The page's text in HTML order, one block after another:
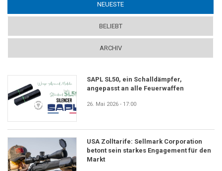
NEUESTE
BELIEBT
ARCHIV
SAPL SL50, ein Schalldämpfer,
angepasst an alle Feuerwaffen
26. Mai 2026 - 17:00
USA Zolltarife: Sellmark Corporation
betont sein starkes Engagement für den
Markt